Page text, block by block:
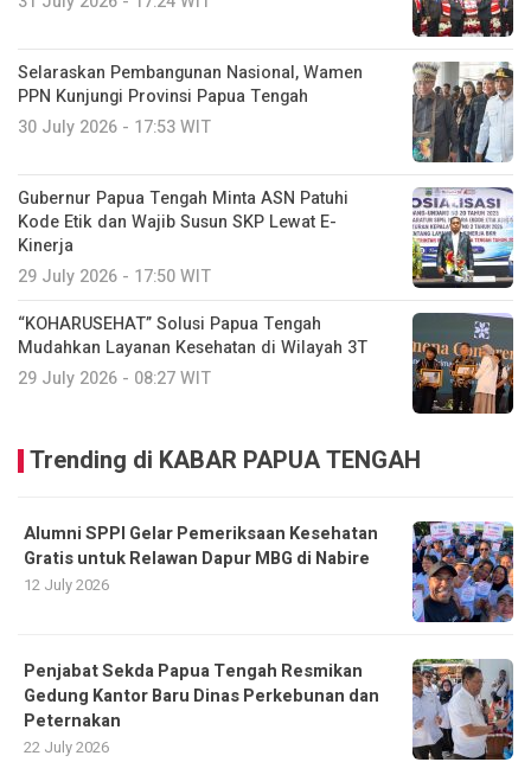
Selaraskan Pembangunan Nasional, Wamen
PPN Kunjungi Provinsi Papua Tengah
30 July 2026 - 17:53 WIT
Gubernur Papua Tengah Minta ASN Patuhi
Kode Etik dan Wajib Susun SKP Lewat E-
Kinerja
29 July 2026 - 17:50 WIT
“KOHARUSEHAT” Solusi Papua Tengah
Mudahkan Layanan Kesehatan di Wilayah 3T
29 July 2026 - 08:27 WIT
Trending di KABAR PAPUA TENGAH
Alumni SPPI Gelar Pemeriksaan Kesehatan
Gratis untuk Relawan Dapur MBG di Nabire
12 July 2026
Penjabat Sekda Papua Tengah Resmikan
Gedung Kantor Baru Dinas Perkebunan dan
Peternakan
22 July 2026